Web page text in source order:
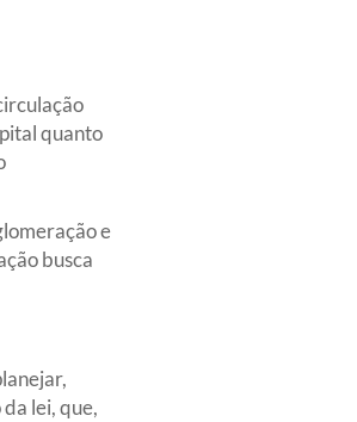
quanto
e
busca
lei, que,